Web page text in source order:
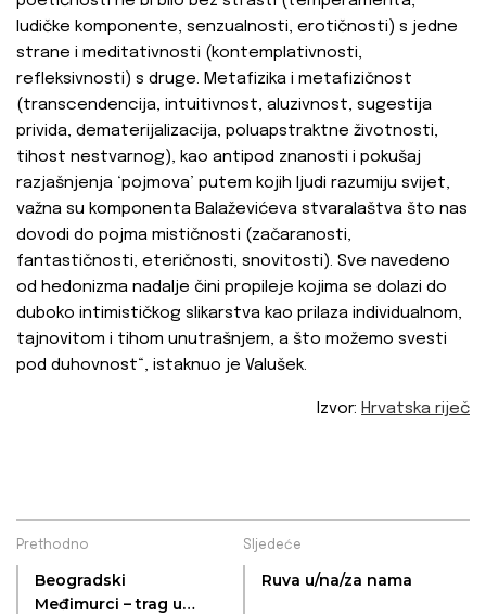
ludičke komponente, senzualnosti, erotičnosti) s jedne
strane i meditativnosti (kontemplativnosti,
refleksivnosti) s druge. Metafizika i metafizičnost
(transcendencija, intuitivnost, aluzivnost, sugestija
privida, dematerijalizacija, poluapstraktne životnosti,
tihost nestvarnog), kao antipod znanosti i pokušaj
razjašnjenja ‘pojmova’ putem kojih ljudi razumiju svijet,
važna su komponenta Balaževićeva stvaralaštva što nas
dovodi do pojma mističnosti (začaranosti,
fantastičnosti, eteričnosti, snovitosti). Sve navedeno
od hedonizma nadalje čini propileje kojima se dolazi do
duboko intimističkog slikarstva kao prilaza individualnom,
tajnovitom i tihom unutrašnjem, a što možemo svesti
pod duhovnost“, istaknuo je Valušek.
Izvor: Hrvatska riječ
Prethodno
Beogradski
Međimurci – trag u
Sljedeće
Ruva u/na/za nama